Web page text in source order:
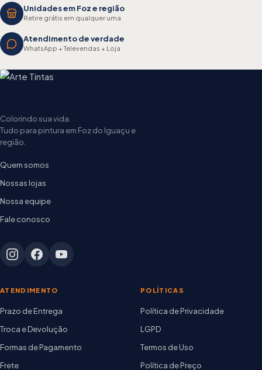
Unidades em Foz e região
Retire grátis em qualquer uma
Atendimento de verdade
WhatsApp + Televendas + Loja
Colorindo sua vida.
Tudo para pintura em Foz do Iguaçu e
região.
Quem somos
Nossas lojas
Nossa equipe
Fale conosco
ATENDIMENTO
Prazo de Entrega
Troca e Devolução
Formas de Pagamento
Frete
POLÍTICAS
Política de Privacidade
LGPD
Termos de Uso
Política de Preço